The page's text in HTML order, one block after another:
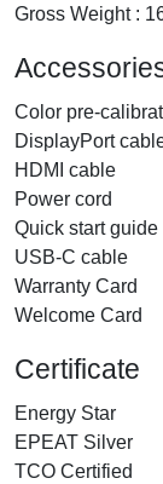
Gross Weight :
Color pre-
DisplayPort
HDMI cable
Power cord
Quick start guide
USB-C cable
Warranty Card
Welcome Card
Certificate
Energy Star
EPEAT Silver
TCO Certified